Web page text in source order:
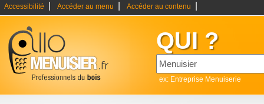
Accessibilité Accéder au menu Accéder au contenu
QUI ?
ex: Entreprise Menuiserie